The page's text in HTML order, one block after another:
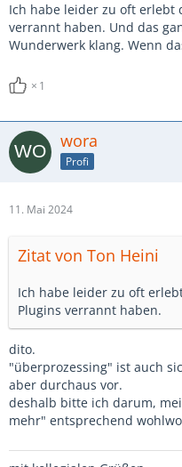
Ich hab mal probehalber
Automix...bis auf hier und
Effekte ein/ausschalten
Also irgendwie "weniger
LG
Ich habe leider zu oft erlebt
verrannt haben. Und das
Wunderwerk klang. Wenn
1
wora
Profi
11. Mai 2024
Zitat von Ton Heini
Ich habe leider zu oft
Plugins verrannt haben.
dito.
"überprozessing" ist auch
aber durchaus vor.
deshalb bitte ich darum,
mehr" entsprechend